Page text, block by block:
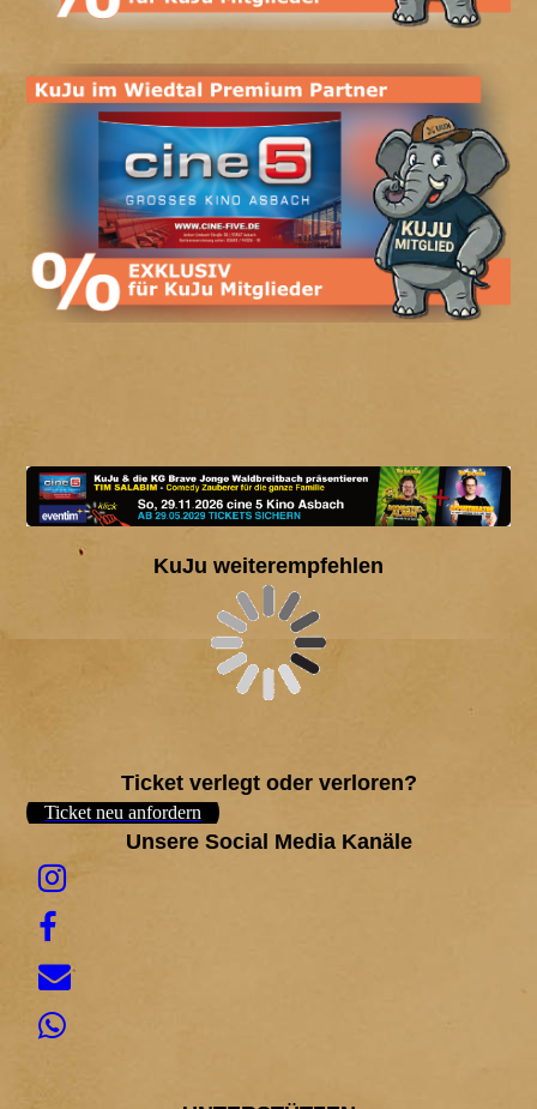
KuJu weiterempfehlen
Ticket verlegt oder verloren?
Ticket neu anfordern
Unsere Social Media Kanäle